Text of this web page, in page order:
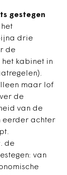
gestegen
drie
de
kabinet in
maar lof
de
van de
eerder achter
de
van